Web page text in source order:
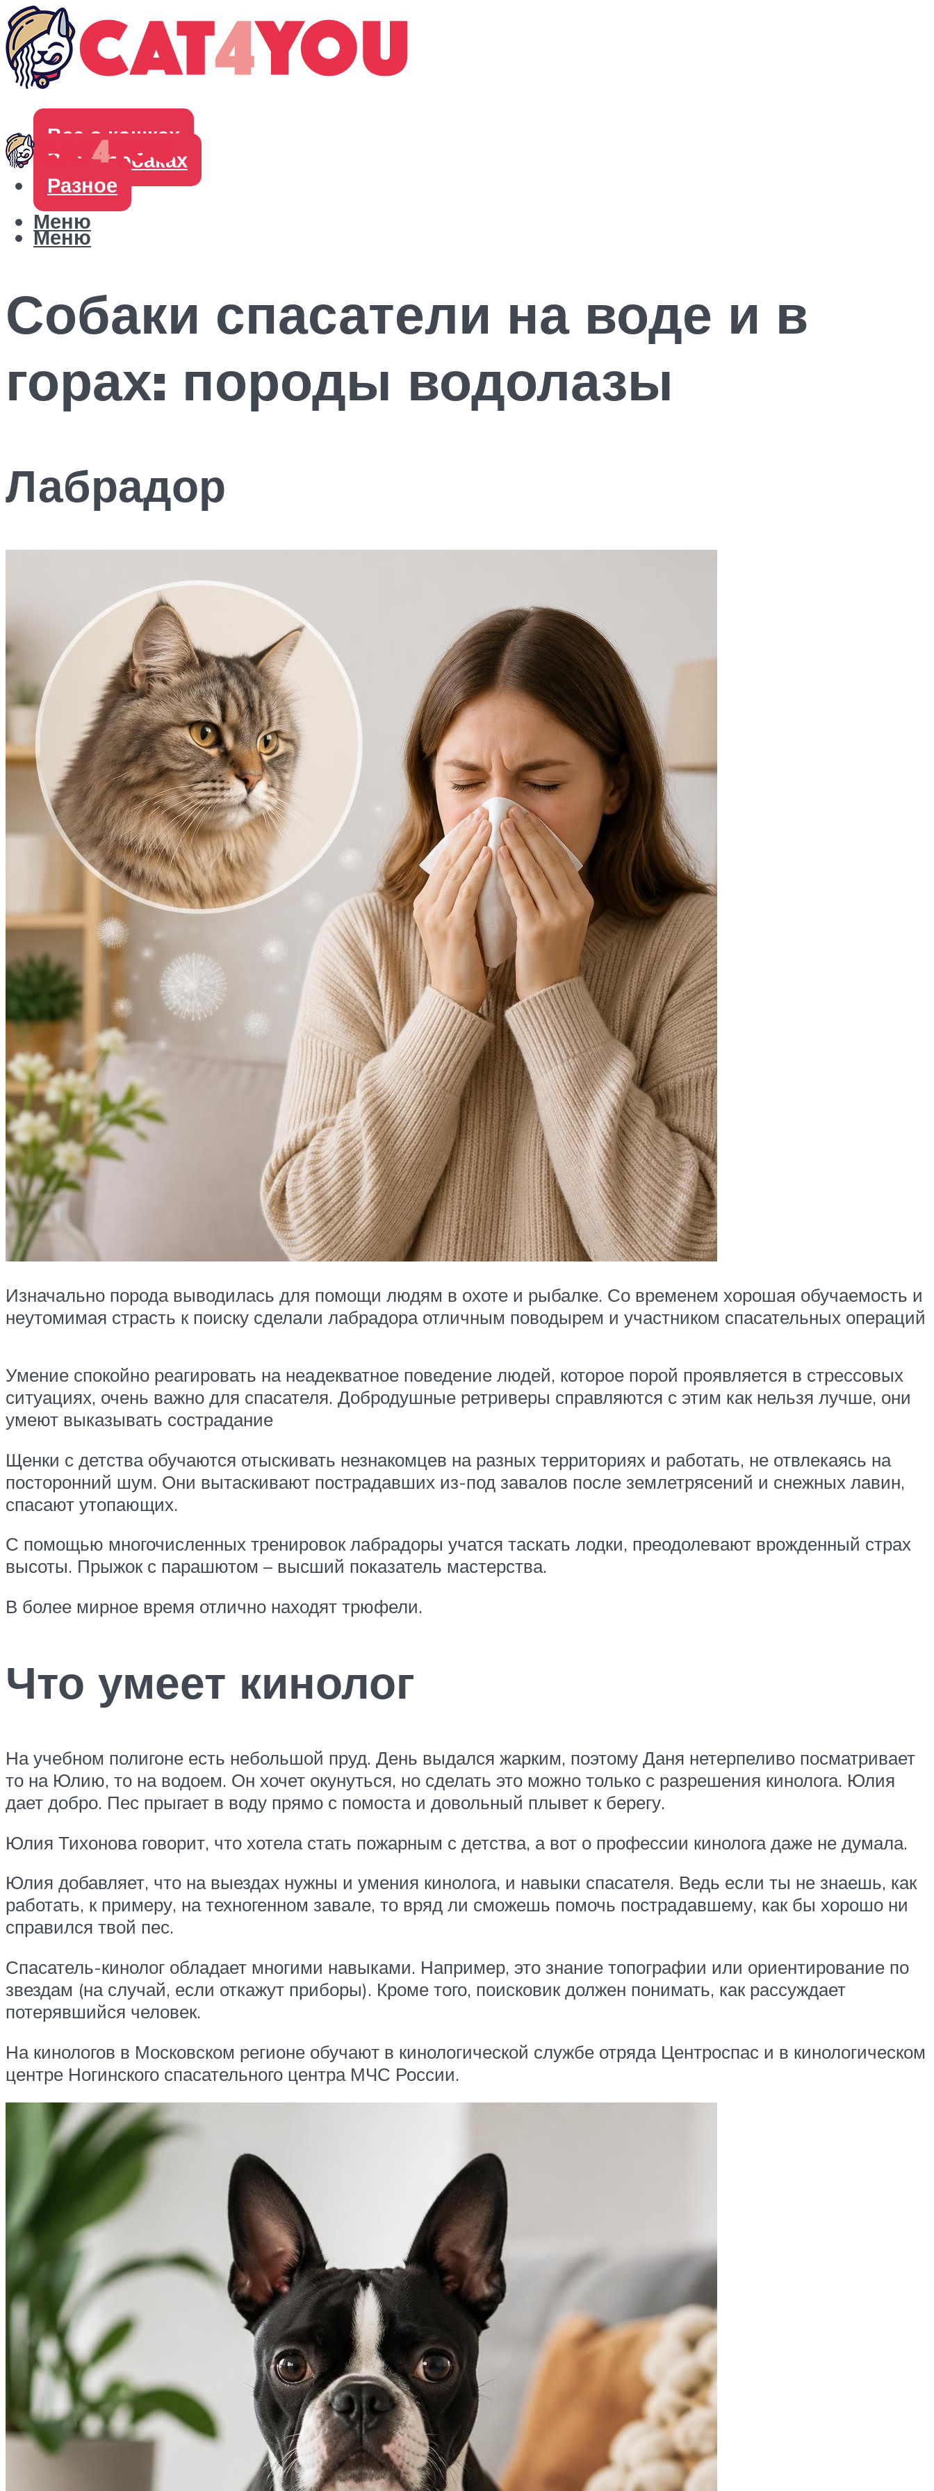
Все о кошках
Все о собаках
Разное
Меню
Меню
Собаки спасатели на воде и в
горах: породы водолазы
Лабрадор
Изначально порода выводилась для помощи людям в охоте и рыбалке. Со временем хорошая обучаемость и
неутомимая страсть к поиску сделали лабрадора отличным поводырем и участником спасательных операций
Умение спокойно реагировать на неадекватное поведение людей, которое порой проявляется в стрессовых
ситуациях, очень важно для спасателя. Добродушные ретриверы справляются с этим как нельзя лучше, они
умеют выказывать сострадание
Щенки с детства обучаются отыскивать незнакомцев на разных территориях и работать, не отвлекаясь на
посторонний шум. Они вытаскивают пострадавших из-под завалов после землетрясений и снежных лавин,
спасают утопающих.
С помощью многочисленных тренировок лабрадоры учатся таскать лодки, преодолевают врожденный страх
высоты. Прыжок с парашютом – высший показатель мастерства.
В более мирное время отлично находят трюфели.
Что умеет кинолог
На учебном полигоне есть небольшой пруд. День выдался жарким, поэтому Даня нетерпеливо посматривает
то на Юлию, то на водоем. Он хочет окунуться, но сделать это можно только с разрешения кинолога. Юлия
дает добро. Пес прыгает в воду прямо с помоста и довольный плывет к берегу.
Юлия Тихонова говорит, что хотела стать пожарным с детства, а вот о профессии кинолога даже не думала.
Юлия добавляет, что на выездах нужны и умения кинолога, и навыки спасателя. Ведь если ты не знаешь, как
работать, к примеру, на техногенном завале, то вряд ли сможешь помочь пострадавшему, как бы хорошо ни
справился твой пес.
Спасатель-кинолог обладает многими навыками. Например, это знание топографии или ориентирование по
звездам (на случай, если откажут приборы). Кроме того, поисковик должен понимать, как рассуждает
потерявшийся человек.
На кинологов в Московском регионе обучают в кинологической службе отряда Центроспас и в кинологическом
центре Ногинского спасательного центра МЧС России.